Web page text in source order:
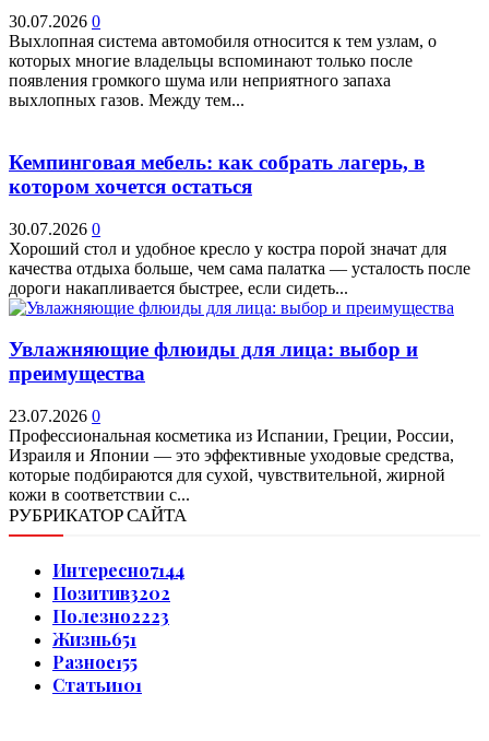
30.07.2026 0
Выхлопная система автомобиля относится к тем узлам, о
которых многие владельцы вспоминают только после
появления громкого шума или неприятного запаха
выхлопных газов. Между тем...
Кемпинговая мебель: как собрать лагерь, в
котором хочется остаться
30.07.2026 0
Хороший стол и удобное кресло у костра порой значат для
качества отдыха больше, чем сама палатка — усталость после
дороги накапливается быстрее, если сидеть...
Увлажняющие флюиды для лица: выбор и
преимущества
23.07.2026 0
Профессиональная косметика из Испании, Греции, России,
Израиля и Японии — это эффективные уходовые средства,
которые подбираются для сухой, чувствительной, жирной
кожи в соответствии с...
РУБРИКАТОР САЙТА
Интересно7144
Позитив3202
Полезно2223
Жизнь651
Разное155
Статьи101